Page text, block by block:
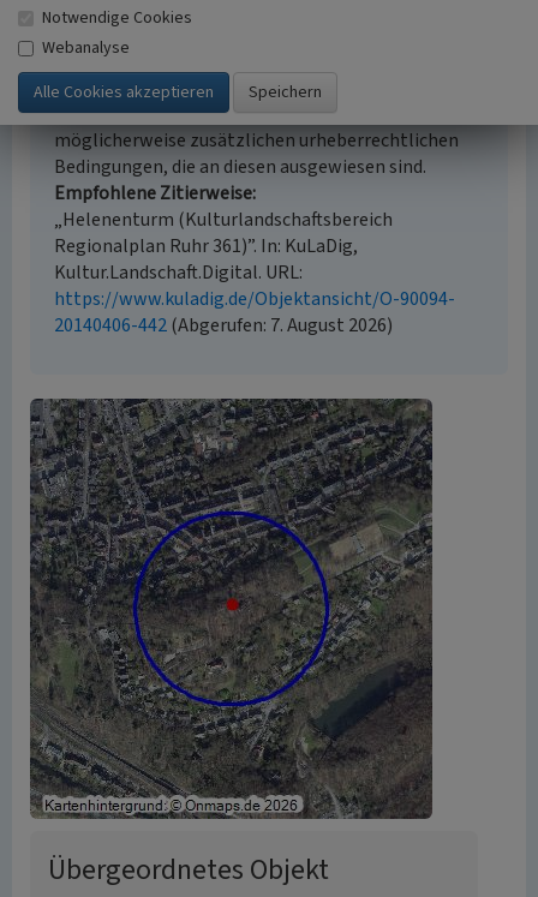
Empfohlene Zitierweise
Urheberrechtlicher Hinweis
Der hier präsentierte Inhalt ist urheberrechtlich
geschützt. Die angezeigten Medien unterliegen
möglicherweise zusätzlichen urheberrechtlichen
Bedingungen, die an diesen ausgewiesen sind.
Empfohlene Zitierweise
„Helenenturm (Kulturlandschaftsbereich
Regionalplan Ruhr 361)”. In: KuLaDig,
Kultur.Landschaft.Digital. URL:
https://www.kuladig.de/Objektansicht/O-90094-
20140406-442(Abgerufen: 7. August 2026)
Übergeordnetes Objekt
Notwendige Cookies
Webanalyse